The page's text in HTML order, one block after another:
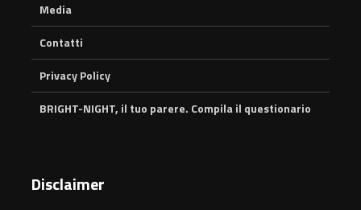
Media
Contatti
Privacy Policy
BRIGHT-NIGHT, il tuo parere. Compila il questionario
Disclaimer